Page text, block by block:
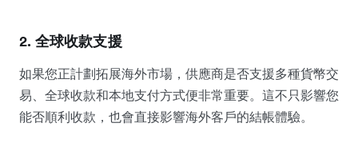
2. 全球收款支援
如果您正計劃拓展海外市場，供應商是否支援多種貨幣交
易、全球收款和本地支付方式便非常重要。這不只影響您
能否順利收款，也會直接影響海外客戶的結帳體驗。